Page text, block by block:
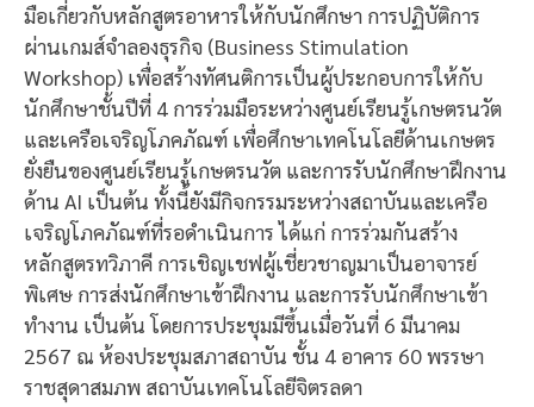
มือเกี่ยวกับหลักสูตรอาหารให้กับนักศึกษา การปฏิบัติการ
ผ่านเกมส์จำลองธุรกิจ (Business Stimulation
Workshop) เพื่อสร้างทัศนติการเป็นผู้ประกอบการให้กับ
นักศึกษาชั้นปีที่ 4 การร่วมมือระหว่างศูนย์เรียนรู้เกษตรนวัต
และเครือเจริญโภคภัณฑ์ เพื่อศึกษาเทคโนโลยีด้านเกษตร
ยั่งยืนของศูนย์เรียนรู้เกษตรนวัต และการรับนักศึกษาฝึกงาน
ด้าน AI เป็นต้น ทั้งนี้ยังมีกิจกรรมระหว่างสถาบันและเครือ
เจริญโภคภัณฑ์ที่รอดำเนินการ ได้แก่ การร่วมกันสร้าง
หลักสูตรทวิภาคี การเชิญเชฟผู้เชี่ยวชาญมาเป็นอาจารย์
พิเศษ การส่งนักศึกษาเข้าฝึกงาน และการรับนักศึกษาเข้า
ทำงาน เป็นต้น โดยการประชุมมีขึ้นเมื่อวันที่ 6 มีนาคม
2567 ณ ห้องประชุมสภาสถาบัน ชั้น 4 อาคาร 60 พรรษา
ราชสุดาสมภพ สถาบันเทคโนโลยีจิตรลดา